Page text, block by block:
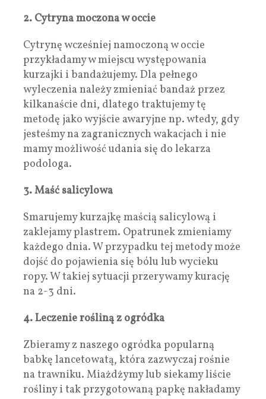
2. Cytryna moczona w occie
Cytrynę wcześniej namoczoną w occie
przykładamy w miejscu występowania
kurzajki i bandażujemy. Dla pełnego
wyleczenia należy zmieniać bandaż przez
kilkanaście dni, dlatego traktujemy tę
metodę jako wyjście awaryjne np. wtedy, gdy
jesteśmy na zagranicznych wakacjach i nie
mamy możliwość udania się do lekarza
podologa.
3. Maść salicylowa
Smarujemy kurzajkę maścią salicylową i
zaklejamy plastrem. Opatrunek zmieniamy
każdego dnia. W przypadku tej metody może
dojść do pojawienia się bólu lub wycieku
ropy. W takiej sytuacji przerywamy kurację
na 2-3 dni.
4. Leczenie rośliną z ogródka
Zbieramy z naszego ogródka popularną
babkę lancetowatą, która zazwyczaj rośnie
na trawniku. Miażdżymy lub siekamy liście
rośliny i tak przygotowaną papkę nakładamy